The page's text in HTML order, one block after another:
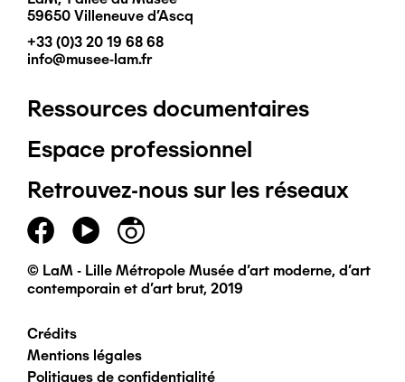
59650 Villeneuve d'Ascq
+33 (0)3 20 19 68 68
info@musee-lam.fr
Pied
de
page
principal
Ressources documentaires
Espace professionnel
Retrouvez-nous sur les réseaux
© LaM - Lille Métropole Musée d'art moderne, d'art
contemporain et d'art brut, 2019
Pied
Crédits
Mentions légales
Politiques de confidentialité